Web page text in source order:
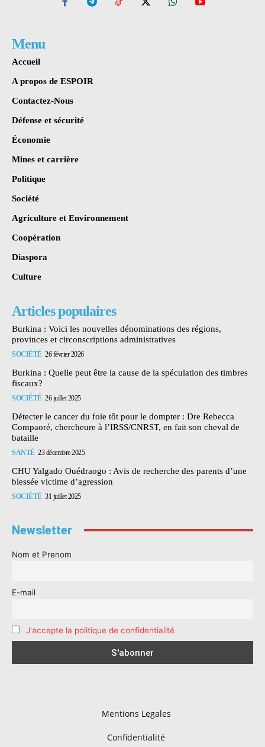
Menu
Accueil
A propos de ESPOIR
Contactez-Nous
Défense et sécurité
Économie
Mines et carrière
Politique
Société
Agriculture et Environnement
Coopération
Diaspora
Culture
Articles populaires
Burkina : Voici les nouvelles dénominations des régions,
provinces et circonscriptions administratives
SOCIÉTÉ 26 février 2026
Burkina : Quelle peut être la cause de la spéculation des timbres
fiscaux?
SOCIÉTÉ 26 juillet 2025
Détecter le cancer du foie tôt pour le dompter : Dre Rebecca
Compaoré, chercheure à l’IRSS/CNRST, en fait son cheval de
bataille
SANTÉ 23 décembre 2025
CHU Yalgado Ouédraogo : Avis de recherche des parents d’une
blessée victime d’agression
SOCIÉTÉ 31 juillet 2025
Newsletter
Nom et Prenom
E-mail
J'accepte la politique de confidentialité
Mentions Legales
Confidentialité